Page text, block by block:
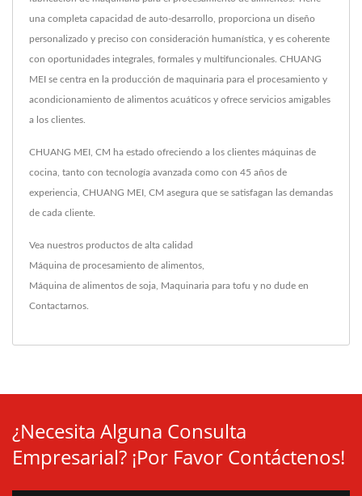
una completa capacidad de auto-desarrollo, proporciona un diseño
personalizado y preciso con consideración humanística, y es coherente
con oportunidades integrales, formales y multifuncionales. CHUANG
MEI se centra en la producción de maquinaria para el procesamiento y
acondicionamiento de alimentos acuáticos y ofrece servicios amigables
a los clientes.
CHUANG MEI, CM ha estado ofreciendo a los clientes máquinas de
cocina, tanto con tecnología avanzada como con 45 años de
experiencia, CHUANG MEI, CM asegura que se satisfagan las demandas
de cada cliente.
Vea nuestros productos de alta calidad
Máquina de procesamiento de alimentos
Máquina de alimentos de soja Maquinaria para tofu y no dude en
Contactarnos
¿Necesita Alguna Consulta
Empresarial? ¡Por Favor Contáctenos!